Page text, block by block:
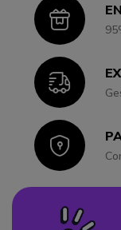
Icon
Icon
Icon